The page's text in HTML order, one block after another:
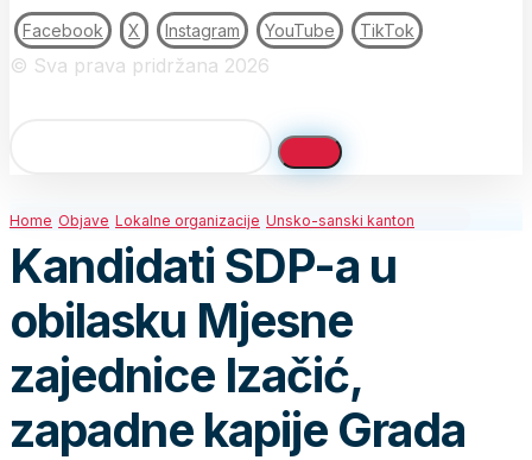
Facebook X Instagram YouTube TikTok
© Sva prava pridržana 2026
Home Objave Lokalne organizacije Unsko-sanski kanton
Kandidati SDP-a u
obilasku Mjesne
zajednice Izačić,
zapadne kapije Grada